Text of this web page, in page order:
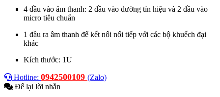
4 đầu vào âm thanh: 2 đầu vào đường tín hiệu và 2 đầu vào
micro tiêu chuẩn
1 đầu ra âm thanh để kết nối nối tiếp với các bộ khuếch đại
khác
Kích thước: 1U
Hotline: 0942500109 (Zalo)
Để lại lời nhắn